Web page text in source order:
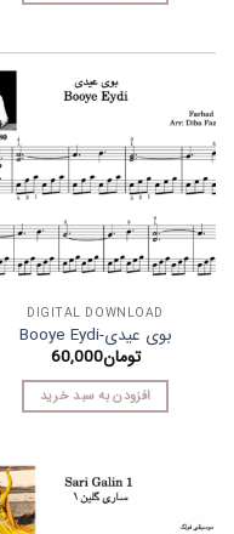
DIGITAL DOWNLOAD
بوی عیدی-Booye Eydi
تومان60,000
افزودن به سبد خرید